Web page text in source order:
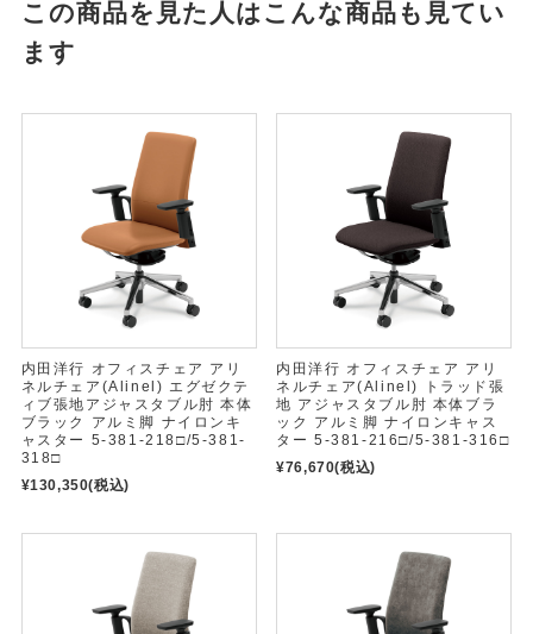
この商品を見た人はこんな商品も見てい
ます
内田洋行 オフィスチェア アリ
ネルチェア(Alinel) エグゼクテ
ィブ張地アジャスタブル肘 本体
ブラック アルミ脚 ナイロンキ
ャスター 5-381-218□/5-381-
318□
¥130,350(税込)
内田洋行 オフィスチェア アリ
ネルチェア(Alinel) トラッド張
地 アジャスタブル肘 本体ブラ
ック アルミ脚 ナイロンキャス
ター 5-381-216□/5-381-316□
¥76,670(税込)